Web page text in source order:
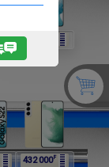
405 000
432 000F